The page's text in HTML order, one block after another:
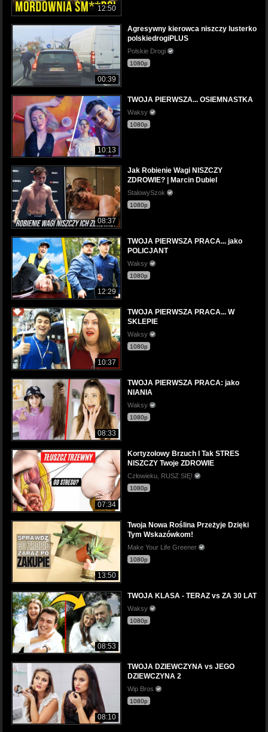
12:50
00:39
Agresywny kierowca niszczy lusterko
polskiedrogiPLUS
Polskie Drogi
1080p
10:13
TWOJA PIERWSZA... OSIEMNASTKA
Waksy
1080p
08:37
Jak Robienie Wagi NISZCZY
ZDROWIE? | Marcin Dubiel
StalowySzok
1080p
12:29
TWOJA PIERWSZA PRACA... jako
POLICJANT
Waksy
1080p
10:37
TWOJA PIERWSZA PRACA... W
SKLEPIE
Waksy
1080p
08:33
TWOJA PIERWSZA PRACA: jako
NIANIA
Waksy
1080p
07:34
Kortyzolowy Brzuch I Tak STRES
NISZCZY Twoje ZDROWIE
Człowieku, RUSZ SIĘ!
1080p
13:50
Twoja Nowa Roślina Przeżyje Dzięki
Tym Wskazówkom!
Make Your Life Greener
1080p
08:53
TWOJA KLASA - TERAZ vs ZA 30 LAT
Waksy
1080p
08:10
TWOJA DZIEWCZYNA vs JEGO
DZIEWCZYNA 2
Wip Bros
1080p